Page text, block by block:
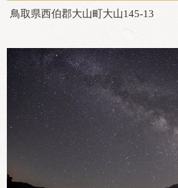
鳥取県西伯郡大山町大山145-13